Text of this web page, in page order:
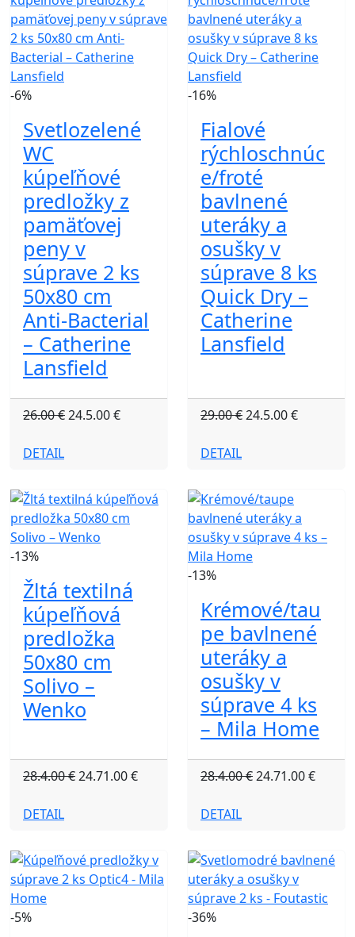
-6%
Svetlozelené
WC
kúpeľňové
predložky z
pamäťovej
peny v
súprave 2 ks
50x80 cm
Anti-Bacterial
– Catherine
Lansfield
26.00 €24.5.00 €
DETAIL
-16%
Fialové
rýchloschnúc
e/froté
bavlnené
uteráky a
osušky v
súprave 8 ks
Quick Dry –
Catherine
Lansfield
29.00 €24.5.00 €
DETAIL
-13%
Žltá textilná
kúpeľňová
predložka
50x80 cm
Solivo –
Wenko
28.4.00 €24.71.00 €
DETAIL
-13%
Krémové/tau
pe bavlnené
uteráky a
osušky v
súprave 4 ks
– Mila Home
28.4.00 €24.71.00 €
DETAIL
-5% -36%